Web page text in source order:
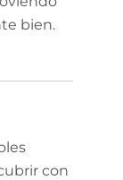
bien.
con